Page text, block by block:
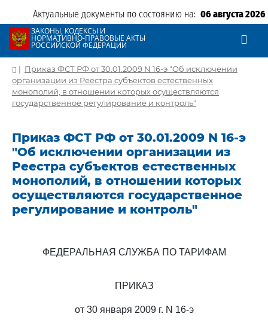
Актуальные документы по состоянию на: 06 августа 2026
ЗАКОНЫ, КОДЕКСЫ И
НОРМАТИВНО-ПРАВОВЫЕ АКТЫ
РОССИЙСКОЙ ФЕДЕРАЦИИ
| Приказ ФСТ РФ от 30.01.2009 N 16-э "Об исключении
организации из Реестра субъектов естественных
монополий, в отношении которых осуществляются
государственное регулирование и контроль"
Приказ ФСТ РФ от 30.01.2009 N 16-э
"Об исключении организации из
Реестра субъектов естественных
монополий, в отношении которых
осуществляются государственное
регулирование и контроль"
ФЕДЕРАЛЬНАЯ СЛУЖБА ПО ТАРИФАМ
ПРИКАЗ
от 30 января 2009 г. N 16-э